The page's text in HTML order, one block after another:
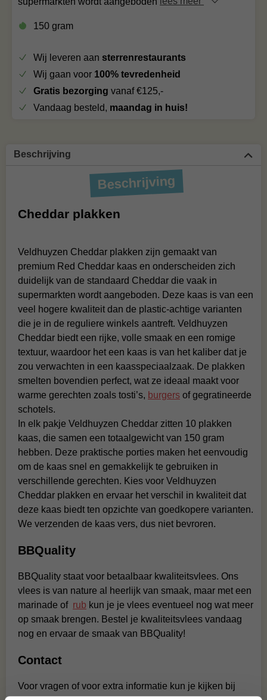
150 gram
Wij leveren aan sterrenrestaurants
Wij gaan voor 100% tevredenheid
Gratis bezorging vanaf €125,-
Vandaag besteld, maandag in huis!
Beschrijving
Beschrijving
Cheddar plakken
Veldhuyzen Cheddar plakken zijn gemaakt van
premium Red Cheddar kaas en onderscheiden zich
duidelijk van de standaard Cheddar die vaak in
supermarkten wordt aangeboden. Deze kaas is van een
veel hogere kwaliteit dan de plastic-achtige varianten
die je in de reguliere winkels aantreft. Veldhuyzen
Cheddar biedt een rijke, volle smaak en een romige
textuur, waardoor het een kaas is van het kaliber dat je
zou verwachten in een kaasspeciaalzaak. De plakken
smelten bovendien perfect, wat ze ideaal maakt voor
warme gerechten zoals tosti’s, burgers of gegratineerde
schotels.
In elk pakje Veldhuyzen Cheddar zitten 10 plakken
kaas, die samen een totaalgewicht van 150 gram
hebben. Deze praktische porties maken het eenvoudig
om de kaas snel en gemakkelijk te gebruiken in
verschillende gerechten. Kies voor Veldhuyzen
Cheddar plakken en ervaar het verschil in kwaliteit dat
deze kaas biedt ten opzichte van goedkopere varianten.
We verzenden de kaas vers, dus niet bevroren.
BBQuality
BBQuality staat voor betaalbaar kwaliteitsvlees. Ons
vlees is van nature al heerlijk van smaak, maar met een
marinade of rub kun je je vlees eventueel nog wat meer
op smaak brengen. Bestel je kwaliteitsvlees vandaag
nog en ervaar de smaak van BBQuality!
Contact
Voor vragen of voor extra informatie kun je kijken bij